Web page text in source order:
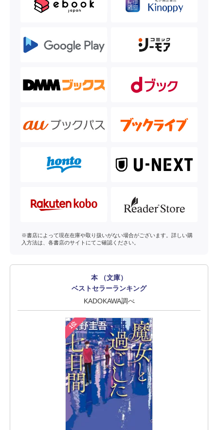
※書店によって現在在庫や取り扱いがない場合がございます。詳しい購
入方法は、各書店のサイトにてご確認ください。
本 （文庫）
ベストセラーランキング
KADOKAWA調べ
1位